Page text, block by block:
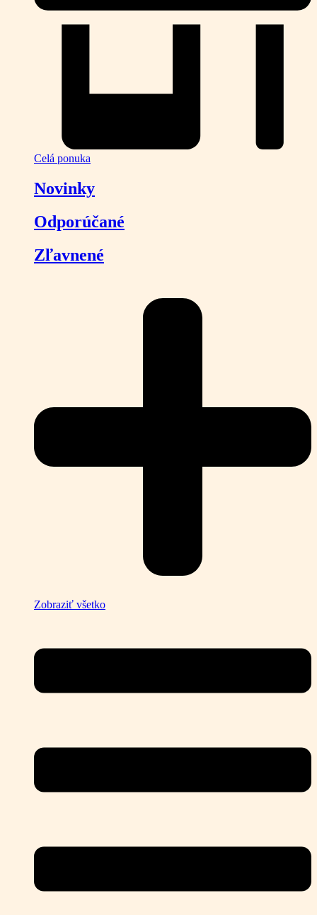
Celá ponuka
Novinky
Odporúčané
Zľavnené
Zobraziť všetko